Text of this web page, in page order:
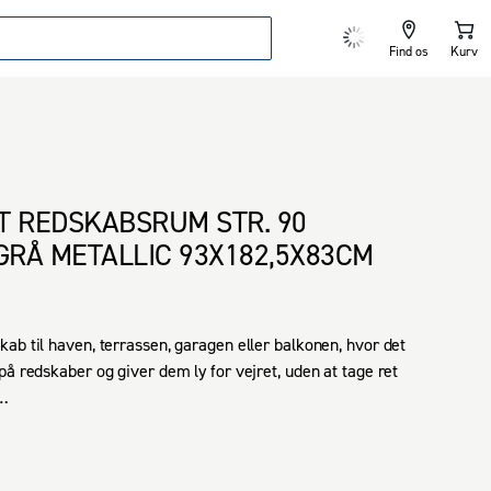
Find os Kurv
REDSKABSRUM STR. 90
METALLIC 93X182,5X83CM
til haven, terrassen, garagen eller balkonen, hvor det
redskaber og giver dem ly for vejret, uden at tage ret
børnenes legesager og lignende opbevares